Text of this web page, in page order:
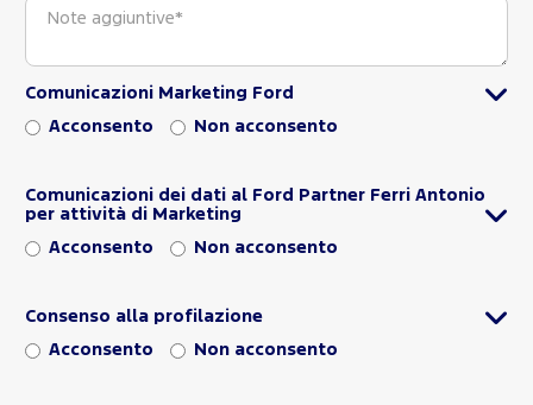
Comunicazioni Marketing Ford
Acconsento Non acconsento
Comunicazioni dei dati al Ford Partner Ferri Antonio
per attività di Marketing
Acconsento Non acconsento
Consenso alla profilazione
Acconsento Non acconsento